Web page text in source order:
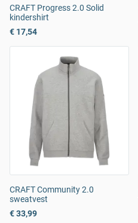
CRAFT Progress 2.0 Solid
kindershirt
€ 17,54
CRAFT Community 2.0
sweatvest
€ 33,99